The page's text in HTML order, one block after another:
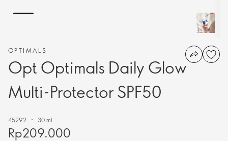
OPTIMALS
Opt Optimals Daily Glow
Multi-Protector SPF50
45292 30 ml
Rp209.000